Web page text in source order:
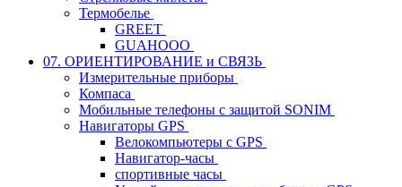
Термобелье
GREET
GUAHOOO
07. ОРИЕНТИРОВАНИЕ и СВЯЗЬ
Измерительные приборы
Компаса
Мобильные телефоны с защитой SONIM
Навигаторы GPS
Велокомпьютеры с GPS
Навигатор-часы
спортивные часы